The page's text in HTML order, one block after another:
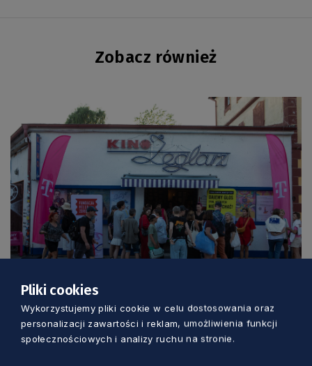
Zobacz również
Trzy dni kina, rozmów i spotkań nad
morzem. Wyjątkowy festiwal w Jastarni
Pliki cookies
Wykorzystujemy pliki cookie w celu dostosowania oraz
personalizacji zawartości i reklam, umożliwienia funkcji
społecznościowych i analizy ruchu na stronie.